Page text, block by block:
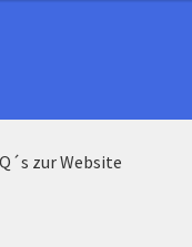
zur Website